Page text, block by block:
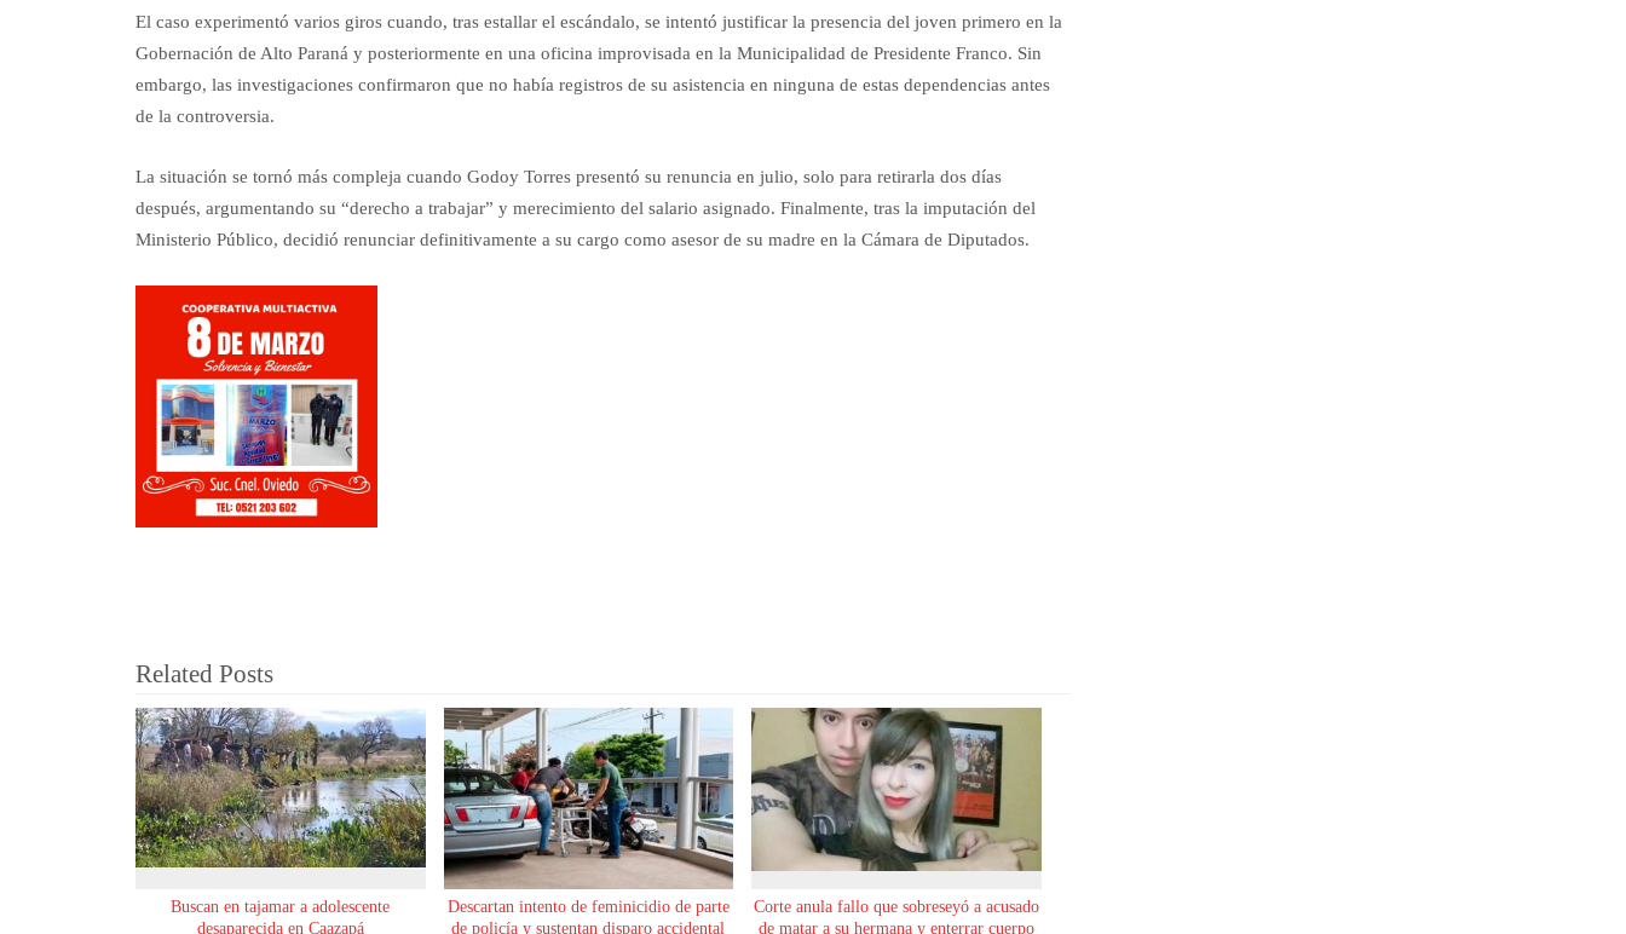
El caso experimentó varios giros cuando, tras estallar el escándalo, se intentó justificar la presencia del joven primero en la
Gobernación de Alto Paraná y posteriormente en una oficina improvisada en la Municipalidad de Presidente Franco. Sin
embargo, las investigaciones confirmaron que no había registros de su asistencia en ninguna de estas dependencias antes
de la controversia.
La situación se tornó más compleja cuando Godoy Torres presentó su renuncia en julio, solo para retirarla dos días
después, argumentando su “derecho a trabajar” y merecimiento del salario asignado. Finalmente, tras la imputación del
Ministerio Público, decidió renunciar definitivamente a su cargo como asesor de su madre en la Cámara de Diputados.
Related Posts
Buscan en tajamar a adolescente
desaparecida en Caazapá
Descartan intento de feminicidio de parte
de policía y sustentan disparo accidental
Corte anula fallo que sobreseyó a acusado
de matar a su hermana y enterrar cuerpo